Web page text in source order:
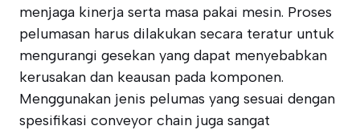
menjaga kinerja serta masa pakai mesin. Proses
pelumasan harus dilakukan secara teratur untuk
mengurangi gesekan yang dapat menyebabkan
kerusakan dan keausan pada komponen.
Menggunakan jenis pelumas yang sesuai dengan
spesifikasi conveyor chain juga sangat